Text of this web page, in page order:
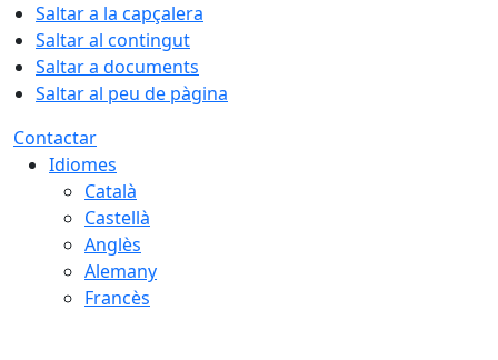
Saltar a la capçalera
Saltar al contingut
Saltar a documents
Saltar al peu de pàgina
Contactar
Idiomes
Català
Castellà
Anglès
Alemany
Francès